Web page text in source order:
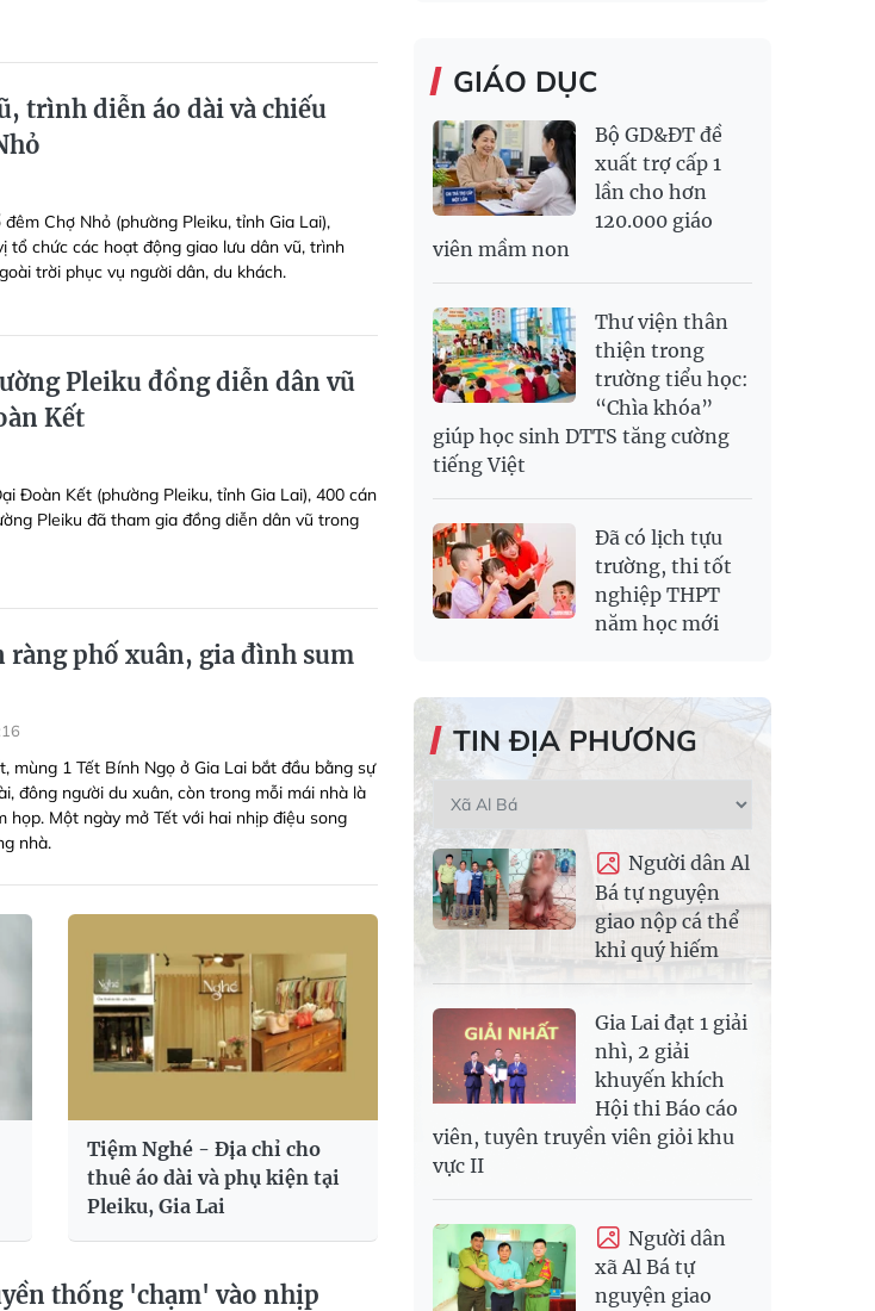
trình diễn áo dài và chiếu
Chợ Nhỏ (phường Pleiku, tỉnh Gia Lai),
tổ chức các hoạt động giao lưu dân vũ, trình
trời phục vụ người dân, du khách.
Pleiku đồng diễn dân vũ
Kết
Đoàn Kết (phường Pleiku, tỉnh Gia Lai), 400 cán
Pleiku đã tham gia đồng diễn dân vũ trong
ràng phố xuân, gia đình sum
mùng 1 Tết Bính Ngọ ở Gia Lai bắt đầu bằng sự
đông người du xuân, còn trong mỗi mái nhà là
họp. Một ngày mở Tết với hai nhịp điệu song
nhà.
Tiệm Nghé - Địa chỉ cho
thuê áo dài và phụ kiện tại
Pleiku, Gia Lai
thống 'chạm' vào nhịp
GIÁO DỤC
Bộ GD&ĐT đề
xuất trợ cấp 1
lần cho hơn
120.000 giáo
viên mầm non
Thư viện thân
thiện trong
trường tiểu học:
“Chìa khóa”
giúp học sinh DTTS tăng cường
tiếng Việt
Đã có lịch tựu
trường, thi tốt
nghiệp THPT
năm học mới
TIN ĐỊA PHƯƠNG
Người dân Al
Bá tự nguyện
giao nộp cá thể
khỉ quý hiếm
Gia Lai đạt 1 giải
nhì, 2 giải
khuyến khích
Hội thi Báo cáo
viên, tuyên truyền viên giỏi khu
vực II
Người dân
xã Al Bá tự
nguyện giao